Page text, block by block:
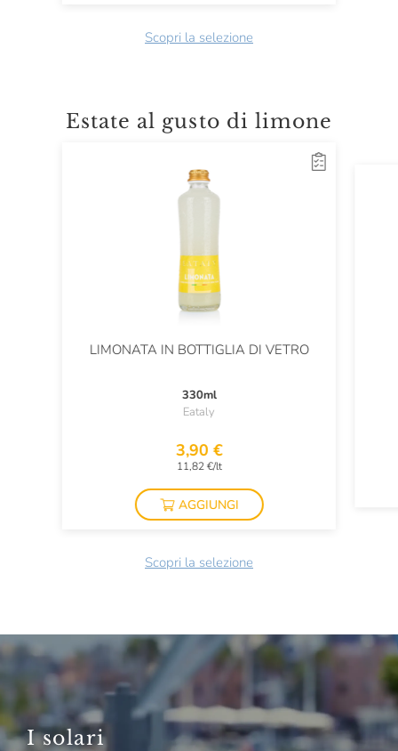
Scopri la selezione
Estate al gusto di limone
LIMONATA IN BOTTIGLIA DI VETRO
330ml
Eataly
3,90 €
11,82 €/lt
AGGIUNGI
Scopri la selezione
I solari